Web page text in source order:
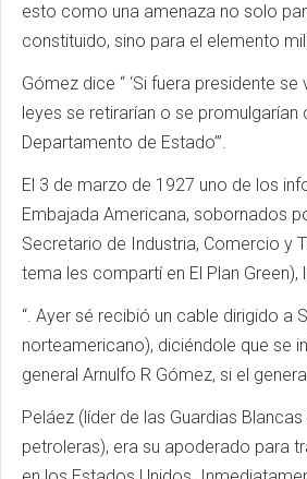
esto como una amenaza no solo
constituido, sino para el elemento
Gómez dice “ ‘Si fuera presidente
leyes se retirarían o se
Departamento de Estado’”.
El 3 de marzo de 1927 uno de los
Embajada Americana, sobornados
Secretario de Industria, Comercio y
tema les compartí en El Plan Green),
“. Ayer sé recibió un cable dirigido a
norteamericano), diciéndole que se
general Arnulfo R Gómez, si el
Peláez (líder de las Guardias
petroleras), era su apoderado para